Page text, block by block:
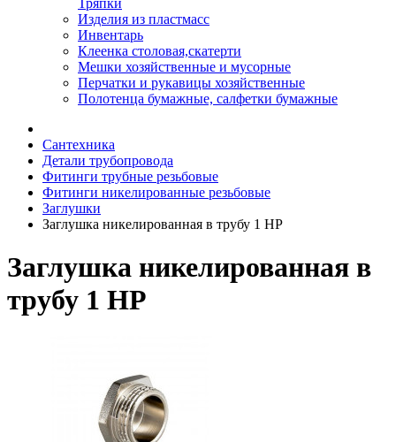
Тряпки
Изделия из пластмасс
Инвентарь
Клеенка столовая,скатерти
Мешки хозяйственные и мусорные
Перчатки и рукавицы хозяйственные
Полотенца бумажные, салфетки бумажные
Сантехника
Детали трубопровода
Фитинги трубные резьбовые
Фитинги никелированные резьбовые
Заглушки
Заглушка никелированная в трубу 1 НР
Заглушка никелированная в
трубу 1 НР